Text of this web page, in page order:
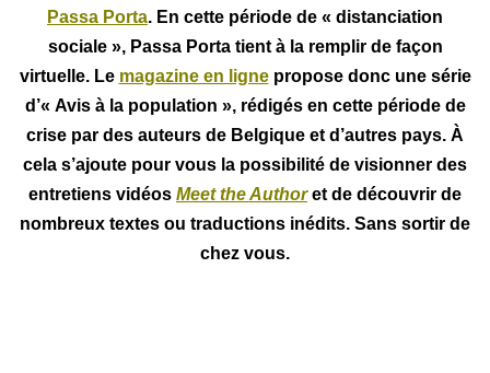
Passa Porta. En cette période de « distanciation
sociale », Passa Porta tient à la remplir de façon
virtuelle. Le magazine en lignepropose donc une série
d’« Avis à la population », rédigés en cette période de
crise par des auteurs de Belgique et d’autres pays. À
cela s’ajoute pour vous la possibilité de visionner des
entretiens vidéos Meet the Authoret de découvrir de
nombreux textes ou traductions inédits. Sans sortir de
chez vous.